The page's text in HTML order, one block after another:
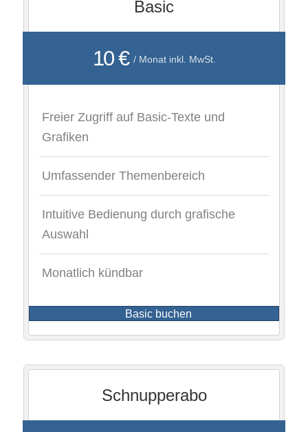
Basic
10 € / Monat inkl. MwSt.
Freier Zugriff auf Basic-Texte und
Grafiken
Umfassender Themenbereich
Intuitive Bedienung durch grafische
Auswahl
Monatlich kündbar
Basic buchen
Schnupperabo